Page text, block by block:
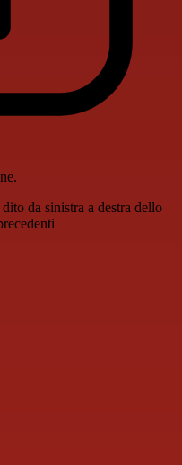
da sinistra a destra dello